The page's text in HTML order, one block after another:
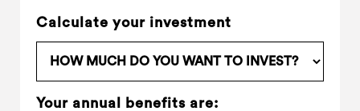
Calculate your investment
Your annual benefits are: